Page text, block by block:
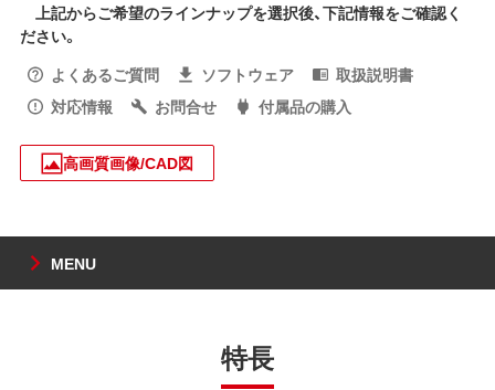
上記からご希望のラインナップを選択後、下記情報をご確認く
ださい。
よくあるご質問
ソフトウェア
取扱説明書
対応情報
お問合せ 付属品の購入
高画質画像/CAD図
MENU
特長